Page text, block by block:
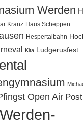
Werden
Kranz Haus Scheppen
Hespertalbahn
Kita Ludgerusfest
Open Air Post